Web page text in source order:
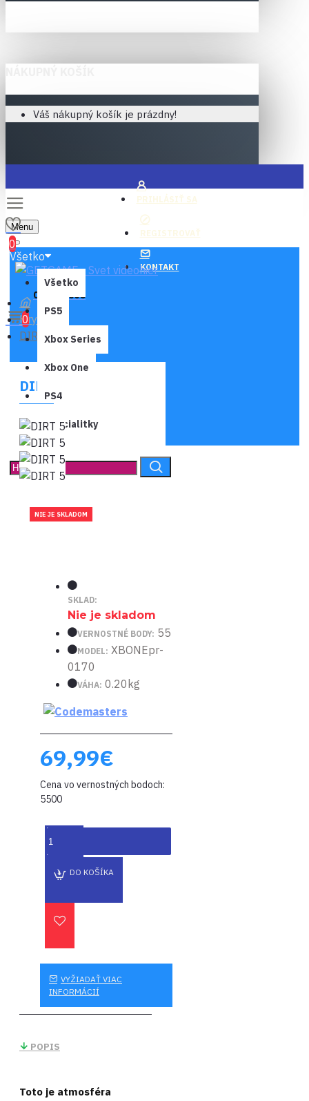
Váš nákupný košík je prázdny!
PRIHLÁSIŤ SA
REGISTROVAŤ
KONTAKT
Menu
0
0 ks - 0,00€
0
Všetko
Všetko
PS5
Xbox Series
Xbox One
PS4
Špecialitky
Hry
DIRT 5
DIRT 5
NIE JE SKLADOM
SKLAD:
Nie je skladom
VERNOSTNÉ BODY: 55
MODEL: XBONEpr-
0170
VÁHA: 0.20kg
69,99€
Cena vo vernostných bodoch:
5500
DO KOŠÍKA
VYŽIADAŤ VIAC
INFORMÁCIÍ
POPIS
Toto je atmosféra